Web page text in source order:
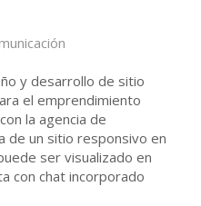
y desarrollo de sitio
el emprendimiento
la agencia de
de un sitio responsivo en
ser visualizado en
con chat incorporado